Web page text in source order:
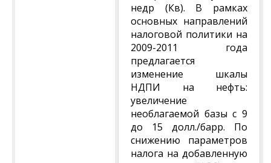
недр (Кв). В рамках
основных направлений
налоговой политики на
2009-2011 года
предлагается
изменение шкалы
НДПИ на нефть:
увеличение
необлагаемой базы с 9
до 15 долл./барр. По
снижению параметров
налога на добавленную